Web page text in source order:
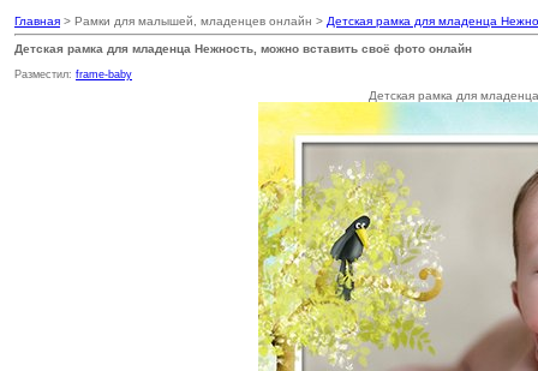
Главная > Рамки для малышей, младенцев онлайн > Детская рамка для младенца
Детская рамка для младенца Нежность, можно вставить своё фото онлайн
Разместил: frame-baby
Детская рамка для